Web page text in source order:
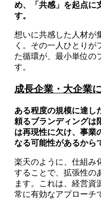
め、「共感」を起点に
す。
想いに共感した人材が
く。その一人ひとりが
た循環が、最小単位の
す。
成長企業・大企業
ある程度の規模に達し
頼るブランディングは
は再現性に欠け、事業
なる可能性があるから
楽天のように、仕組み
することで、拡張性の
ます。これは、経営資
常に有効なアプローチ